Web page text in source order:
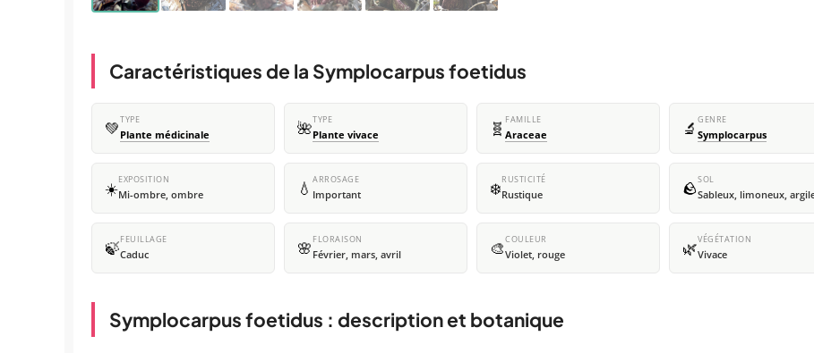
Caractéristiques de la Symplocarpus foetidus
💚TYPE
Plante médicinale 🌺TYPE
Plante vivace 🧬 FAMILLE
Araceae 🔬 GENRE
Symplocarpus
☀️EXPOSITION
Mi-ombre, ombre 💧 ARROSAGE
Important ❄️RUSTICITÉ
Rustique 🪨SOL
Sableux, limoneux,
🍃FEUILLAGE
Caduc 🌸 FLORAISON
Février, mars, avril 🎨COULEUR
Violet, rouge 🌿VÉGÉTATION
Vivace
Symplocarpus foetidus : description et botanique